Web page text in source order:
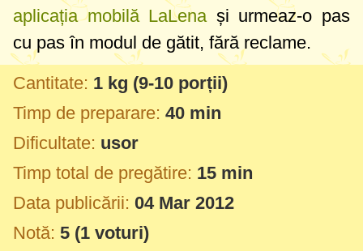
aplicația mobilă LaLena și urmeaz-o pas
cu pas în modul de gătit, fără reclame.
Cantitate: 1 kg (9-10 porții)
Timp de preparare: 40 min
Dificultate: usor
Timp total de pregătire: 15 min
Data publicării: 04 Mar 2012
Notă: 5 (1 voturi)